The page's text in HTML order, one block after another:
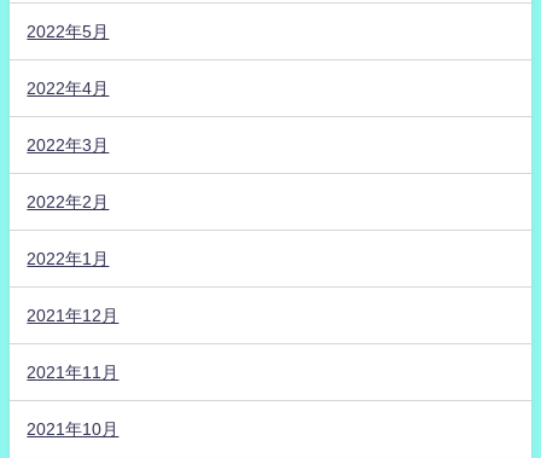
2022年5月
2022年4月
2022年3月
2022年2月
2022年1月
2021年12月
2021年11月
2021年10月